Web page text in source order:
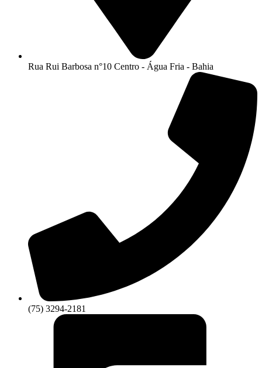
Rua Rui Barbosa n°10 Centro - Água Fria - Bahia
(75) 3294-2181